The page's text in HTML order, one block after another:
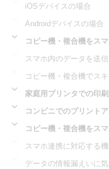
iOSデバイスの場合
Androidデバイスの場合
コピー機・複合機をス
スマホ内のデータを送
コピー機・複合機でス
家庭用プリンタでの印
コンビニでのプリント
コピー機・複合機をス
スマホ連携に対応する
データの情報漏えいに